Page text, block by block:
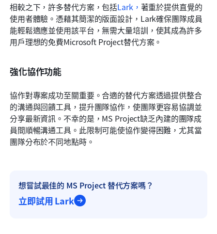
相較之下，許多替代方案，包括Lark， 著重於提供直覺的
使用者體驗。憑藉其簡潔的版面設計，Lark確保團隊成員
能輕鬆適應並使用該平台，無需大量培訓，使其成為許多
用戶理想的免費Microsoft Project替代方案。
強化協作功能
協作對專案成功至關重要。合適的替代方案透過提供整合
的溝通與回饋工具，提升團隊協作，使團隊更容易協調並
分享最新資訊。不幸的是，MS Project缺乏內建的團隊成
員間順暢溝通工具。此限制可能使協作變得困難，尤其當
團隊分布於不同地點時。
想嘗試最佳的 MS Project 替代方案嗎？
立即試用 Lark